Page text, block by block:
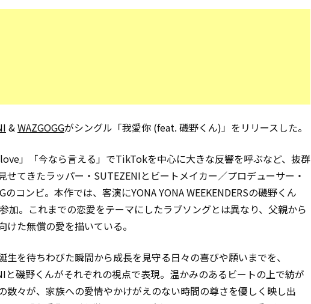
&WAZGOGGがシングル「我愛你 (feat. 磯野くん)」をリリースした。
」「今なら言える」でTikTokを中心に大きな反響を呼ぶなど、抜群
せてきたラッパー・SUTEZENIとビートメイカー／プロデューサー・
のコンビ。本作では、客演にYONA YONA WEEKENDERSの磯野くん
加。これまでの恋愛をテーマにしたラブソングとは異なり、父親から
けた無償の愛を描いている。
生を待ちわびた瞬間から成長を見守る日々の喜びや願いまでを、
と磯野くんがそれぞれの視点で表現。温かみのあるビートの上で紡が
数々が、家族への愛情やかけがえのない時間の尊さを優しく映し出